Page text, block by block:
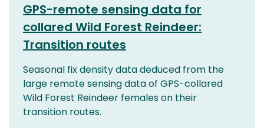
GPS-remote sensing data for
collared Wild Forest Reindeer:
Transition routes
Seasonal fix density data deduced from the
large remote sensing data of GPS-collared
Wild Forest Reindeer females on their
transition routes.